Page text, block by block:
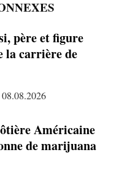
père et figure
la carrière de
08.08.2026
Américaine
de marijuana